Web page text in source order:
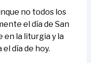
no todos los
el día de San
en la liturgia y la
día de hoy.